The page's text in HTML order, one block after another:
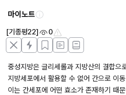
마이노트
[기종평22] 0
중성지방은 글리세롤과 지방산의 결합으
지방세포에서 활용할 수 없어 간으로 이
이는 간세포에 어떤 효소가 존재하기 때